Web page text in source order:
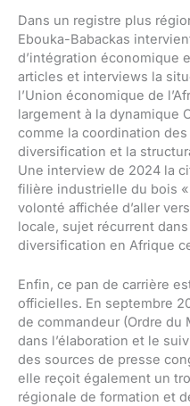
Dans un registre plus
Ebouka-Babackas
d’intégration économique
articles et interviews la
l’Union économique de
largement à la dynamique
comme la coordination
diversification et la
Une interview de 2024 la
filière industrielle du bois «
volonté affichée d’aller
locale, sujet récurrent
diversification en Afrique
Enfin, ce pan de carrière
officielles. En septembre
de commandeur (Ordre
dans l’élaboration et le
des sources de presse
elle reçoit également un
régionale de formation et